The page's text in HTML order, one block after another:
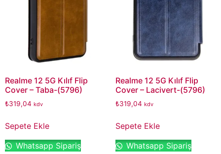
Realme 12 5G Kılıf Flip
Cover – Taba-(5796)
₺319,04 kdv
Sepete Ekle
Whatsapp Sipariş
Realme 12 5G Kılıf Flip
Cover – Lacivert-(5796)
₺319,04 kdv
Sepete Ekle
Whatsapp Sipariş